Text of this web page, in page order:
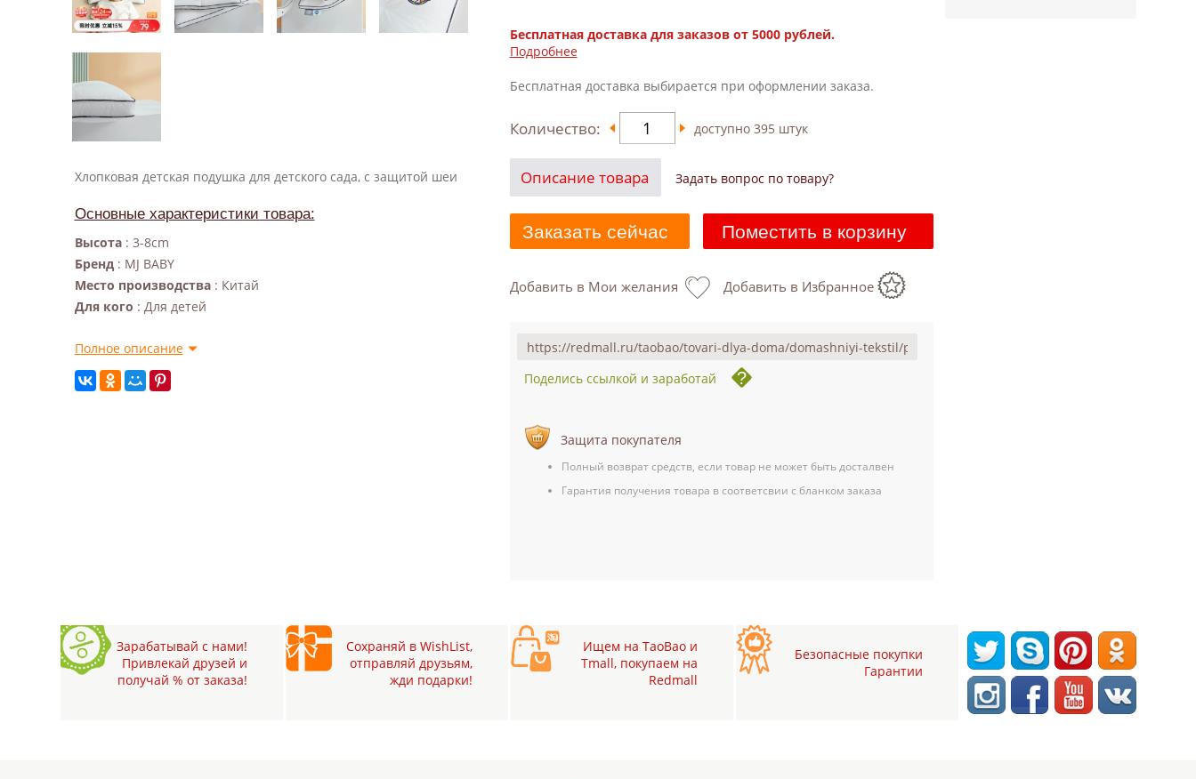
Хлопковая детская подушка для детского сада, с защитой шеи
Основные характеристики товара:
Высота : 3-8cm
Бренд : MJ BABY
Место производства : Китай
Для кого : Для детей
Полное описание
Бесплатная доставка для заказов от 5000 рублей.
Подробнее
Бесплатная доставка выбирается при оформлении заказа.
Количество: доступно 395 штук
Описание товара Задать вопрос по товару?
Заказать сейчас Поместить в корзину
Добавить в Мои желания Добавить в Избранное
Поделись ссылкой и заработай
Защита покупателя
Полный возврат средств, если товар не может быть досталвен
Гарантия получения товара в соответсвии с бланком заказа
Зарабатывай с нами!
Привлекай друзей и
получай % от заказа!
Сохраняй в WishList,
отправляй друзьям,
жди подарки!
Ищем на TaoBao и
Tmall, покупаем на
Redmall
Безопасные покупки
Гарантии